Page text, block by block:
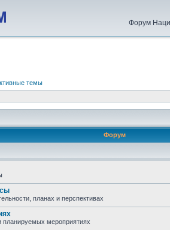
Форум
темы
Форум
планах и перспективах
мероприятиях